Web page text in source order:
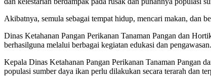
Akibatnya, semula sebagai tempat hidup, mencari makan, dan
Dinas Ketahanan Pangan Perikanan Tanaman Pangan dan
berhasilguna melalui berbagai kegiatan edukasi dan pengawasan.
Kepala Dinas Ketahanan Pangan Perikanan Tanaman Pangan
populasi sumber daya ikan perlu dilakukan secara terarah dan